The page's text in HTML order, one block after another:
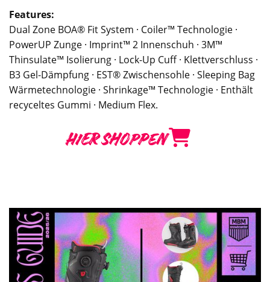
Features:
Dual Zone BOA® Fit System · Coiler™ Technologie ·
PowerUP Zunge · Imprint™ 2 Innenschuh · 3M™
Thinsulate™ Isolierung · Lock-Up Cuff · Klettverschluss ·
B3 Gel-Dämpfung · EST® Zwischensohle · Sleeping Bag
Wärmetechnologie · Shrinkage™ Technologie · Enthält
recyceltes Gummi · Medium Flex.
HIER SHOPPEN